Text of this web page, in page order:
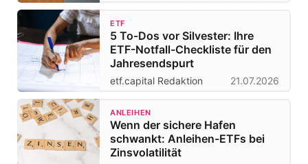
ETF
5 To-Dos vor Silvester: Ihre
ETF-Notfall-Checkliste für den
Jahresendspurt
etf.capital Redaktion 21.07.2026
ANLEIHEN
Wenn der sichere Hafen
schwankt: Anleihen-ETFs bei
Zinsvolatilität